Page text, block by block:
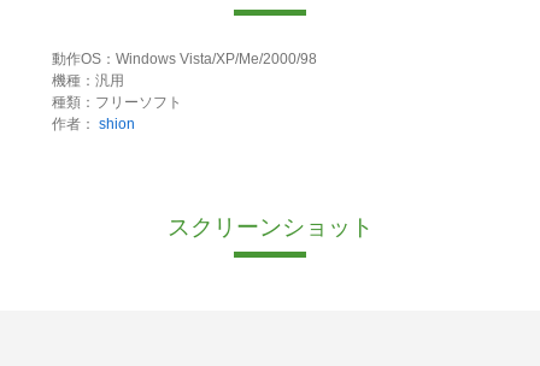
動作OS：Windows Vista/XP/Me/2000/98
機種：汎用
種類：フリーソフト
作者： shion
スクリーンショット